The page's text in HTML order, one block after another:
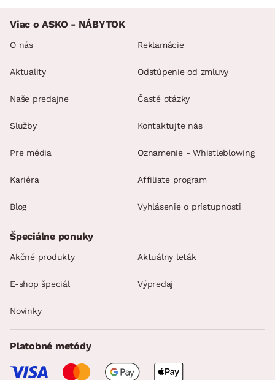
Viac o ASKO - NÁBYTOK
O nás
Aktuality
Naše predajne
Služby
Pre média
Kariéra
Blog
Reklamácie
Odstúpenie od zmluvy
Časté otázky
Kontaktujte nás
Oznamenie - Whistleblowing
Affiliate program
Vyhlásenie o prístupnosti
Špeciálne ponuky
Akčné produkty Aktuálny leták
E-shop špeciál Výpredaj
Novinky
Platobné metódy